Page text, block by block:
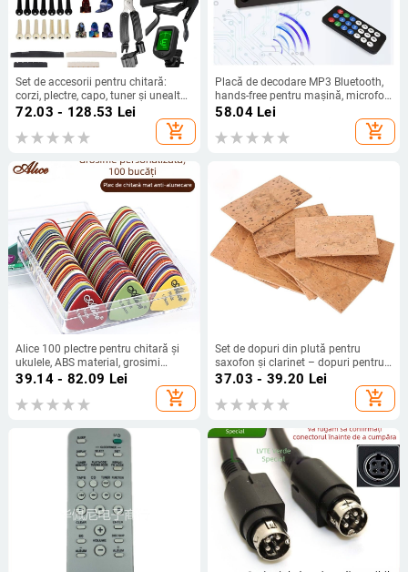
Set de accesorii pentru chitară:
corzi, plectre, capo, tuner și unealtă
de schimbare a corzilor, în husă;
Material: metal/electronice/ABS;
Brand: XR; Pentru instrumente cu
72.03 - 128.53 Lei
add_shopping_cart
Placă de decodare MP3 Bluetooth,
hands-free pentru mașină, microfon
audio WMA, radio, player muzical
58.04Lei
add_shopping_cart
Alice 100 plectre pentru chitară și
ukulele, ABS material, grosimi
variate 0.58-1.5 mm
39.14 - 82.09 Lei
add_shopping_cart
Set de dopuri din plută pentru
saxofon și clarinet – dopuri pentru
gură și gât – Houlang Instrumental
instrumente muzicale
37.03 - 39.20 Lei
add_shopping_cart